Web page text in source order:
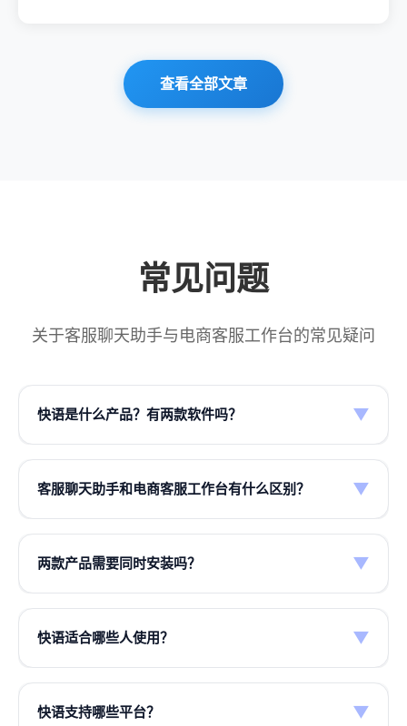
查看全部文章
常见问题
关于客服聊天助手与电商客服工作台的常见疑问
快语是什么产品？有两款软件吗？ ▼
快语AI 是专业 AI 客服工具品牌，目前提供两款独
立 Windows 客户端，按需下载其一或两款都装：
快语AI·客服聊天助手：面向个人客服与日常沟
软件，同时兼容千牛等电商平台客服后台，支持
快捷话术、AI 话术推荐与团队话术同步。
快语AI·电商客服工作台：
账号一屏接入，支持 AI 话术推荐、工单面板与
客服聊天助手和电商客服工作台有什么区别？ ▼
WhatsApp 等聊天软件；电商工作台专为拼多
多、抖店、快手、千牛、千帆、微信小店、美团
核心能力：
聊天助手侧重双击/快捷键发话术、
合、AI 客服、工单待办、店铺级话术配置与买
两款产品需要同时安装吗？ ▼
不需要。大多数用户只安装与自己工作匹配的那一
款即可。若你既做微信/企微私域接待，又运营拼多
突，分别登录使用。
快语适合哪些人使用？ ▼
WhatsApp 回复客户 — 选
快语支持哪些平台？ ▼